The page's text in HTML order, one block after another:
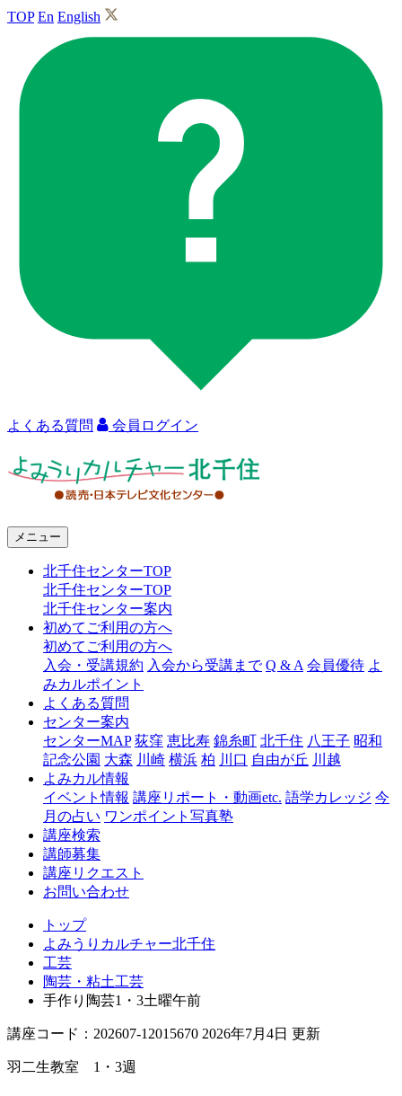
TOP En English
よくある質問 会員ログイン
ャ
千
メニュー
北千住センターTOP
北千住センターTOP
北千住センター案内
初めてご利用の方へ
初めてご利用の方へ
入会・受講規約 入会から受講まで Q & A 会員優待 よ
みカルポイント
よくある質問
センター案内
センターMAP 荻窪 恵比寿 錦糸町 北千住 八王子 昭和
記念公園 大森 川崎 横浜 柏 川口 自由が丘 川越
よみカル情報
イベント情報 講座リポート・動画etc. 語学カレッジ 今
月の占い ワンポイント写真塾
講座検索
講師募集
講座リクエスト
お問い合わせ
トップ
よみうりカルチャー北千住
工芸
陶芸・粘土工芸
手作り陶芸1・3土曜午前
講座コード：202607-12015670 2026年7月4日 更新
羽二生教室 1・3週